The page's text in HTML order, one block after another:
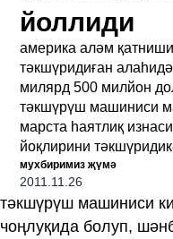
йоллиди
америка аләм
тәкшүридиған
милярд 500 милйон
тәкшүрүш машиниси
марста һаятлиқ
йоқлирини
мухбиримиз җүмә
2011.11.26
тәкшүрүш машиниси
чоңлуқида болуп,